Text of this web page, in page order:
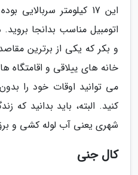
این 17 کیلومتر
اتومبیل مناسب بدانجا بروید.
و بکر که یکی از برترین
خانه های ییلاقی و اقامتگاه
می توانید اوقات خود را
کنید. البته، باید بدانید که
شهری یعنی آب لوله کشی و
کال جنی